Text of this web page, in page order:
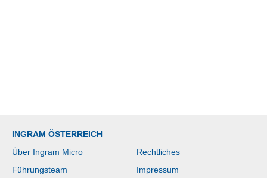
INGRAM ÖSTERREICH
Über Ingram Micro
Rechtliches
Führungsteam
Impressum